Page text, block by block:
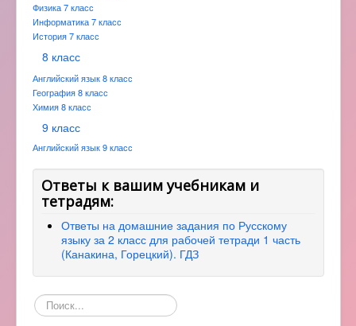
Физика 7 класс
Информатика 7 класс
История 7 класс
8 класс
Английский язык 8 класс
География 8 класс
Химия 8 класс
9 класс
Английский язык 9 класс
Ответы к вашим учебникам и
тетрадям:
Ответы на домашние задания по Русскому
языку за 2 класс для рабочей тетради 1 часть
(Канакина, Горецкий). ГДЗ
Поиск
по